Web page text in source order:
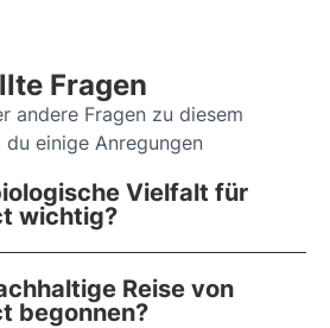
Fragen
andere Fragen zu diesem
einige Anregungen
Vielfalt für
wichtig?
Reise von
begonnen?